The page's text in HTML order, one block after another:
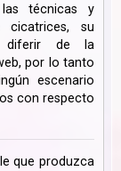
técnicas y
cicatrices, su
diferir de la
por lo tanto
escenario
con respecto
que produzca